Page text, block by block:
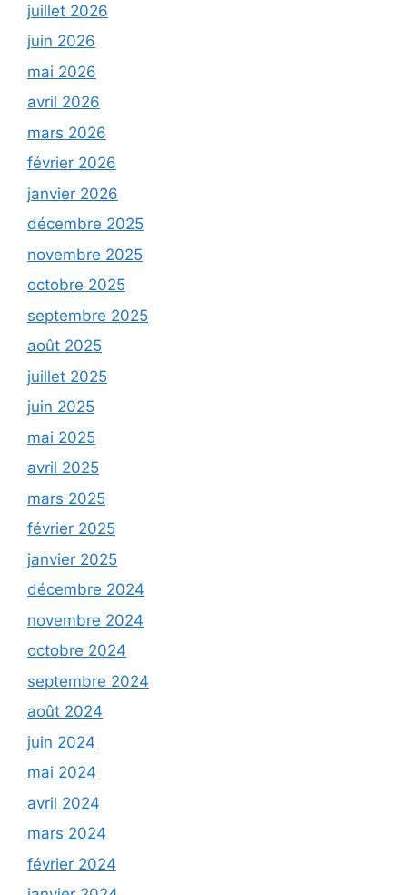
juillet 2026
juin 2026
mai 2026
avril 2026
mars 2026
février 2026
janvier 2026
décembre 2025
novembre 2025
octobre 2025
septembre 2025
août 2025
juillet 2025
juin 2025
mai 2025
avril 2025
mars 2025
février 2025
janvier 2025
décembre 2024
novembre 2024
octobre 2024
septembre 2024
août 2024
juin 2024
mai 2024
avril 2024
mars 2024
février 2024